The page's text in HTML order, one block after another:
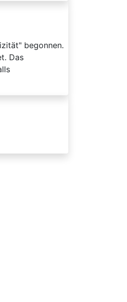
begonnen.
Das